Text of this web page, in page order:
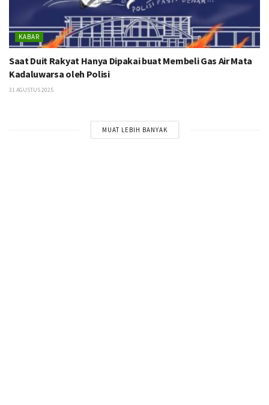
KABAR
Saat Duit Rakyat Hanya Dipakai buat Membeli Gas Air Mata
Kadaluwarsa oleh Polisi
31 AGUSTUS 2025
MUAT LEBIH BANYAK